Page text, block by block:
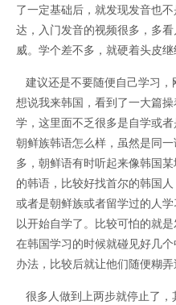
了一定基础后，就发现发音也
达，入门发音的视频很多，多
威。学个差不多，就硬着头皮继
建议还是不要随便自己学习
想说我来韩国，看到了一大篇
学，这里面不乏很多是自学或
朝鲜族韩语怎么样，虽然是同
多，朝鲜语有时听起来像韩国
的韩语，比较好找首尔的韩国
或者是朝鲜族或者留学过的人
以开始自学了。比较可怕的就
在韩国学习的时候就碰见好几
办法，比较后就让他们随便糊弄
很多人做到上两步就停止了